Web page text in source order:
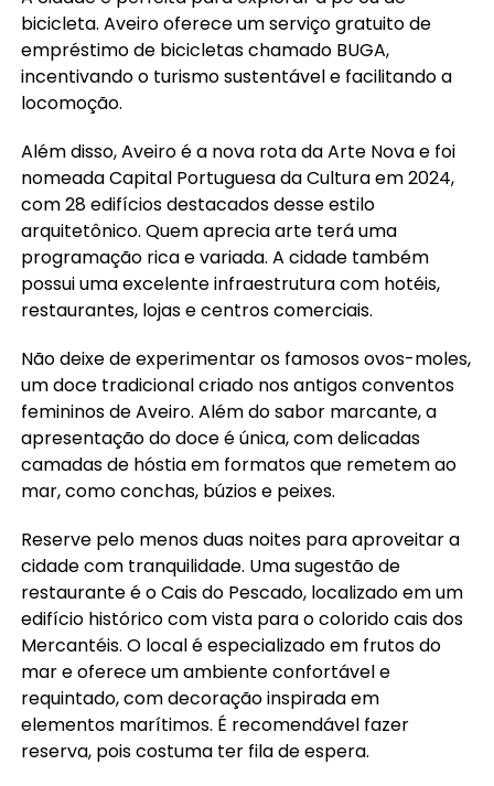
bicicleta. Aveiro oferece um serviço gratuito de
empréstimo de bicicletas chamado BUGA,
incentivando o turismo sustentável e facilitando a
locomoção.
Além disso, Aveiro é a nova rota da Arte Nova e foi
nomeada Capital Portuguesa da Cultura em 2024,
com 28 edifícios destacados desse estilo
arquitetônico. Quem aprecia arte terá uma
programação rica e variada. A cidade também
possui uma excelente infraestrutura com hotéis,
restaurantes, lojas e centros comerciais.
Não deixe de experimentar os famosos ovos-moles,
um doce tradicional criado nos antigos conventos
femininos de Aveiro. Além do sabor marcante, a
apresentação do doce é única, com delicadas
camadas de hóstia em formatos que remetem ao
mar, como conchas, búzios e peixes.
Reserve pelo menos duas noites para aproveitar a
cidade com tranquilidade. Uma sugestão de
restaurante é o Cais do Pescado, localizado em um
edifício histórico com vista para o colorido cais dos
Mercantéis. O local é especializado em frutos do
mar e oferece um ambiente confortável e
requintado, com decoração inspirada em
elementos marítimos. É recomendável fazer
reserva, pois costuma ter fila de espera.